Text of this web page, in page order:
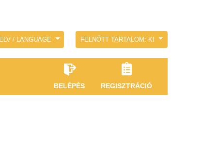
/ LANGUAGE FELNŐTT TARTALOM: KI
BELÉPÉS REGISZTRÁCIÓ